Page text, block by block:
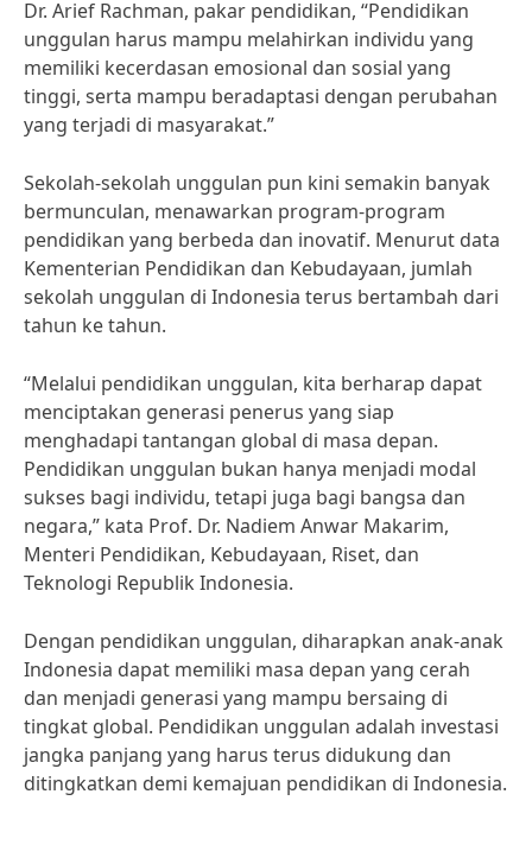
Dr. Arief Rachman, pakar pendidikan, “Pendidikan
unggulan harus mampu melahirkan individu yang
memiliki kecerdasan emosional dan sosial yang
tinggi, serta mampu beradaptasi dengan perubahan
yang terjadi di masyarakat.”
Sekolah-sekolah unggulan pun kini semakin banyak
bermunculan, menawarkan program-program
pendidikan yang berbeda dan inovatif. Menurut data
Kementerian Pendidikan dan Kebudayaan, jumlah
sekolah unggulan di Indonesia terus bertambah dari
tahun ke tahun.
“Melalui pendidikan unggulan, kita berharap dapat
menciptakan generasi penerus yang siap
menghadapi tantangan global di masa depan.
Pendidikan unggulan bukan hanya menjadi modal
sukses bagi individu, tetapi juga bagi bangsa dan
negara,” kata Prof. Dr. Nadiem Anwar Makarim,
Menteri Pendidikan, Kebudayaan, Riset, dan
Teknologi Republik Indonesia.
Dengan pendidikan unggulan, diharapkan anak-anak
Indonesia dapat memiliki masa depan yang cerah
dan menjadi generasi yang mampu bersaing di
tingkat global. Pendidikan unggulan adalah investasi
jangka panjang yang harus terus didukung dan
ditingkatkan demi kemajuan pendidikan di Indonesia.